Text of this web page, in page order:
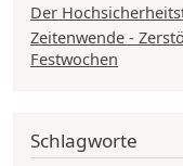
Der
Zeitenwende -
Festwochen
Schlagworte